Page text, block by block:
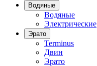
Водяные
Водяные
Электрические
Эрато
Terminus
Двин
Эрато